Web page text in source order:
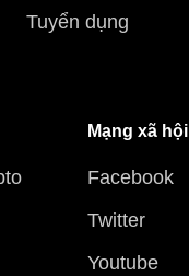
Tuyển dụng
Mạng xã hội
Facebook
Twitter
Youtube